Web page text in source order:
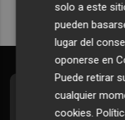
solo a este
pueden
lugar del
oponerse en
Puede retirar
cualquier
cookies.